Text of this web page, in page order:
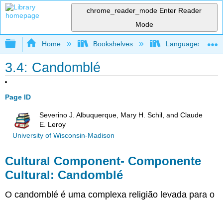
chrome_reader_mode Enter Reader
Mode
Expand/collapse global hierarchy
Home Bookshelves Languages
3.4: Candomblé
Page ID
Severino J. Albuquerque, Mary H. Schil, and Claude
E. Leroy
University of Wisconsin-Madison
Cultural Component- Componente
Cultural: Candomblé
O candomblé é uma complexa religião levada para o